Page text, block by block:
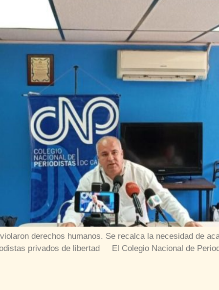
derechos humanos. Se recalca la necesidad de
privados de libertad El Colegio Nacional de